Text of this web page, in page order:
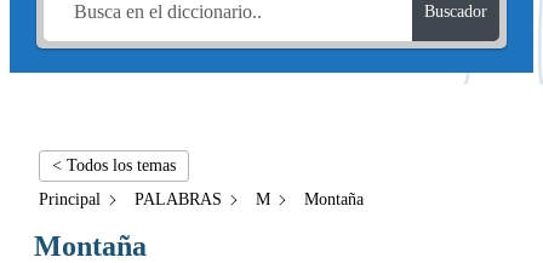
Buscador
< Todos los temas
Principal
PALABRAS M Montaña
Montaña